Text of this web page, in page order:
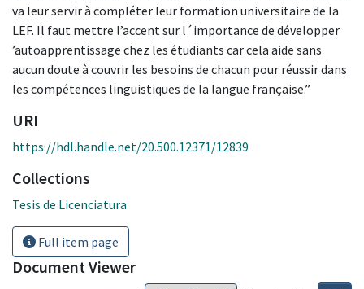
va leur servir à compléter leur formation universitaire de la
LEF. Il faut mettre l’accent sur l´importance de développer
’autoapprentissage chez les étudiants car cela aide sans
aucun doute à couvrir les besoins de chacun pour réussir dans
les compétences linguistiques de la langue française.”
URI
https://hdl.handle.net/20.500.12371/12839
Collections
Tesis de Licenciatura
Full item page
Document Viewer